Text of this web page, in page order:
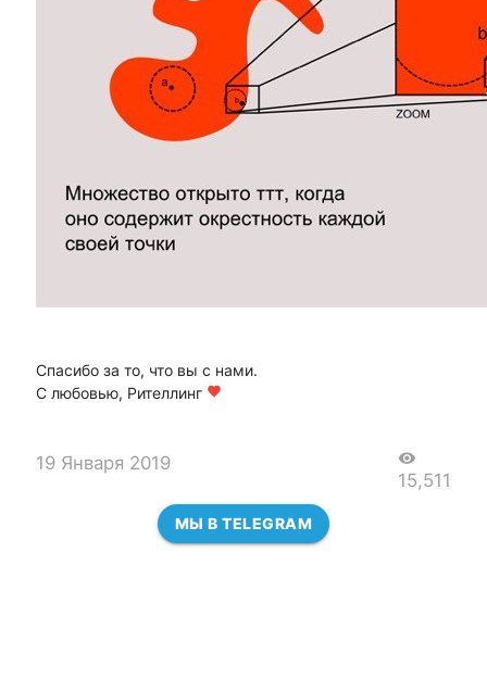
Спасибо за то, что вы с нами.
С любовью, Рителлинг favorite
19 Января 2019 visibility
15,511
МЫ В TELEGRAM